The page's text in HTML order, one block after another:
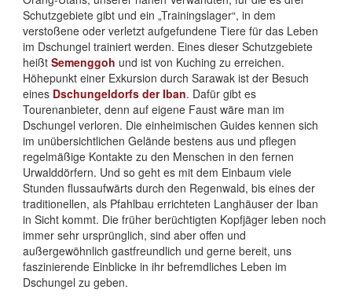
Schutzgebiete gibt und ein „Trainingslager“, in dem
verstoßene oder verletzt aufgefundene Tiere für das Leben
im Dschungel trainiert werden. Eines dieser Schutzgebiete
heißt Semenggoh und ist von Kuching zu erreichen.
Höhepunkt einer Exkursion durch Sarawak ist der Besuch
eines Dschungeldorfs der Iban. Dafür gibt es
Tourenanbieter, denn auf eigene Faust wäre man im
Dschungel verloren. Die einheimischen Guides kennen sich
im unübersichtlichen Gelände bestens aus und pflegen
regelmäßige Kontakte zu den Menschen in den fernen
Urwalddörfern. Und so geht es mit dem Einbaum viele
Stunden flussaufwärts durch den Regenwald, bis eines der
traditionellen, als Pfahlbau errichteten Langhäuser der Iban
in Sicht kommt. Die früher berüchtigten Kopfjäger leben noch
immer sehr ursprünglich, sind aber offen und
außergewöhnlich gastfreundlich und gerne bereit, uns
faszinierende Einblicke in ihr befremdliches Leben im
Dschungel zu geben.